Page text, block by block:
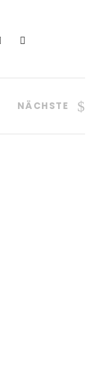
NÄCHSTE